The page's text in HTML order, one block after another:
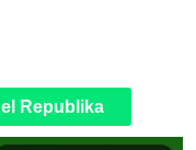
Republika